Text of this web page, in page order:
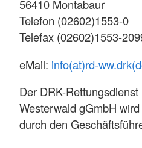
56410 Montabaur
Telefon (02602)1553-0
Telefax (02602)1553-
eMail: info(at)rd-
Der DRK-
Westerwald gGmbH
durch den